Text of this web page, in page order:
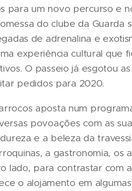
para um novo percurso e
do clube da Guarda
de adrenalina e
experiência cultural que
O passeio já esgotou as
pedidos para 2020.
aposta num
povoações com as
e a beleza da
a gastronomia, os
lado, para contrastar com
o alojamento em